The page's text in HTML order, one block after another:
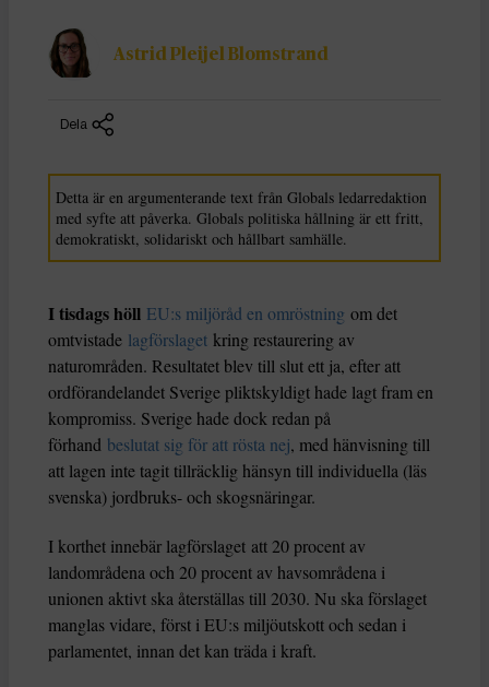
Astrid Pleijel Blomstrand
Dela
Detta är en argumenterande text från Globals ledarredaktion
med syfte att påverka. Globals politiska hållning är ett fritt,
demokratiskt, solidariskt och hållbart samhälle.
I tisdags höll EU:s miljöråd en omröstning om det
omtvistade lagförslaget kring restaurering av
naturområden. Resultatet blev till slut ett ja, efter att
ordförandelandet Sverige pliktskyldigt hade lagt fram en
kompromiss. Sverige hade dock redan på
förhand beslutat sig för att rösta nej, med hänvisning till
att lagen inte tagit tillräcklig hänsyn till individuella (läs
svenska) jordbruks- och skogsnäringar.
I korthet innebär lagförslaget att 20 procent av
landområdena och 20 procent av havsområdena i
unionen aktivt ska återställas till 2030. Nu ska förslaget
manglas vidare, först i EU:s miljöutskott och sedan i
parlamentet, innan det kan träda i kraft.